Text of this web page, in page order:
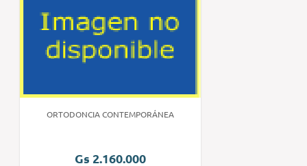
ORTODONCIA CONTEMPORÁNEA
Gs 2.160.000